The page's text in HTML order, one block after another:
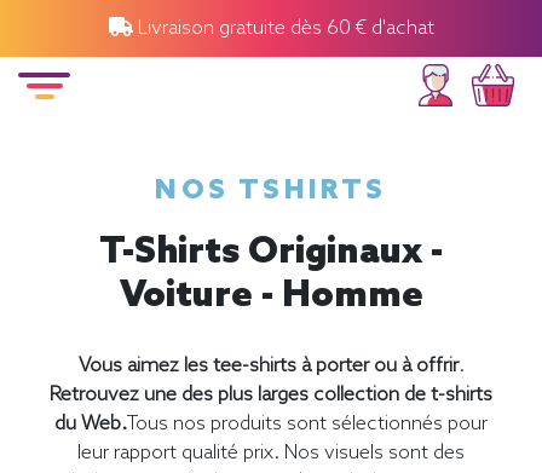
Livraison gratuite dès 60 € d'achat
NOS TSHIRTS
T-Shirts Originaux -
Voiture - Homme
Vous aimez les tee-shirts à porter ou à offrir.
Retrouvez une des plus larges collection de t-shirts
du Web.Tous nos produits sont sélectionnés pour
leur rapport qualité prix. Nos visuels sont des